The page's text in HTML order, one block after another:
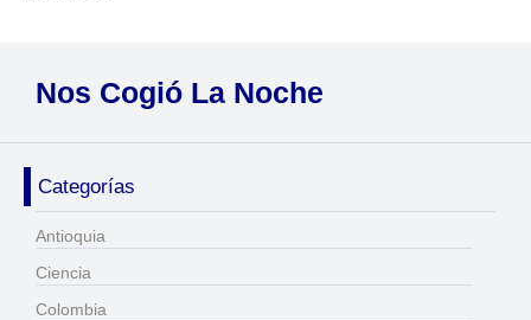
Nos Cogió La Noche
Categorías
Antioquia
Ciencia
Colombia